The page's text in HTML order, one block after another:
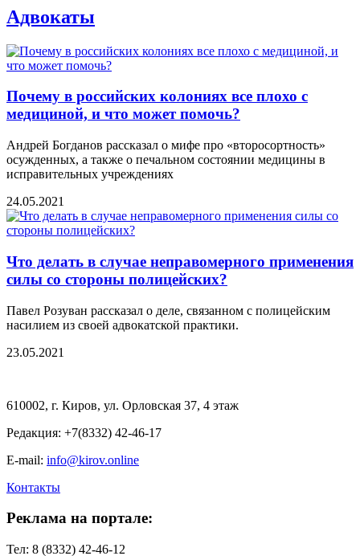
Адвокаты
Почему в российских колониях все плохо с
медициной, и что может помочь?
Андрей Богданов рассказал о мифе про «второсортность»
осужденных, а также о печальном состоянии медицины в
исправительных учреждениях
24.05.2021
Что делать в случае неправомерного применения
силы со стороны полицейских?
Павел Розуван рассказал о деле, связанном с полицейским
насилием из своей адвокатской практики.
23.05.2021
610002, г. Киров, ул. Орловская 37, 4 этаж
Редакция: +7(8332) 42-46-17
E-mail: info@kirov.online
Контакты
Реклама на портале:
Тел: 8 (8332) 42-46-12